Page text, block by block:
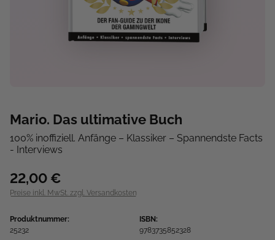
Mario. Das ultimative Buch
100% inoffiziell. Anfänge – Klassiker – Spannendste Facts
- Interviews
22,00 €
Preise inkl. MwSt. zzgl. Versandkosten
Produktnummer:
25232
ISBN:
9783735852328